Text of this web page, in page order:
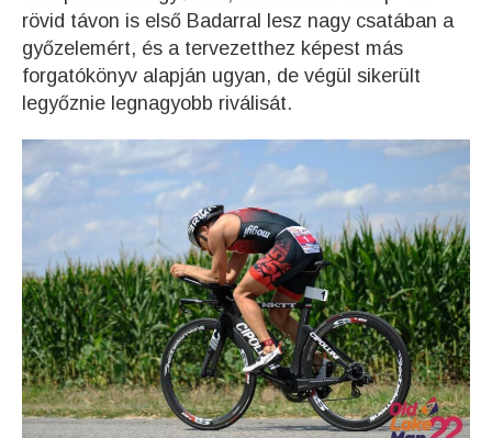
rövid távon is első Badarral lesz nagy csatában a
győzelemért, és a tervezetthez képest más
forgatókönyv alapján ugyan, de végül sikerült
legyőznie legnagyobb riválisát.